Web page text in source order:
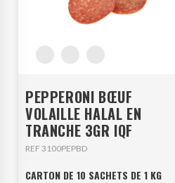
PEPPERONI BŒUF
VOLAILLE HALAL EN
TRANCHE 3GR IQF
REF 3100PEPBD
CARTON DE 10 SACHETS DE 1 KG